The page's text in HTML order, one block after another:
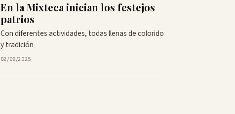
En la Mixteca inician los festejos
patrios
Con diferentes actividades, todas llenas de colorido
y tradición
02/09/2025